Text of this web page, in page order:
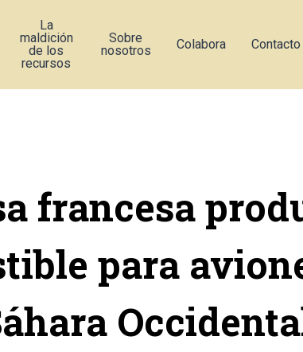
La
maldición
de los
recursos
Sobre
nosotros
Colabora Contacto
francesa
para